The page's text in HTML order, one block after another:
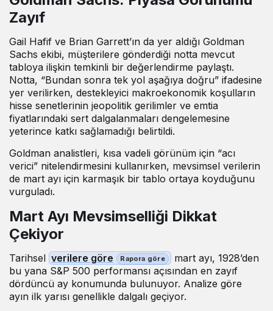
Zayıf
Gail Hafif ve Brian Garrett’ın da yer aldığı Goldman
Sachs ekibi, müşterilere gönderdiği notta mevcut
tabloya ilişkin temkinli bir değerlendirme paylaştı.
Notta, “Bundan sonra tek yol aşağıya doğru” ifadesine
yer verilirken, destekleyici makroekonomik koşulların
hisse senetlerinin jeopolitik gerilimler ve emtia
fiyatlarındaki sert dalgalanmaları dengelemesine
yeterince katkı sağlamadığı belirtildi.
Goldman analistleri, kısa vadeli görünüm için “acı
verici” nitelendirmesini kullanırken, mevsimsel verilerin
de mart ayı için karmaşık bir tablo ortaya koyduğunu
vurguladı.
Mart Ayı Mevsimselliği Dikkat
Çekiyor
Tarihsel verilere göre
mart ayı, 1928’den
bu yana S&P 500 performansı açısından en zayıf
dördüncü ay konumunda bulunuyor. Analize göre
ayın ilk yarısı genellikle dalgalı geçiyor.